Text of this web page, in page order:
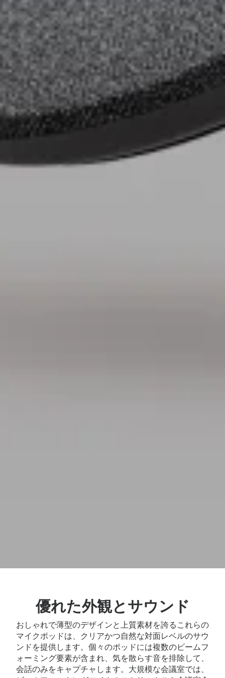
優れた外観とサウンド
おしゃれで薄型のデザインと上質素材を誇るこれらの
マイクポッドは、クリアかつ自然な対面レベルのサウ
ンドを提供します。個々のポッドには複数のビームフ
ォーミング要素が含まれ、気を散らす音を排除して、
会話のみをキャプチャします。大規模な会議室では、